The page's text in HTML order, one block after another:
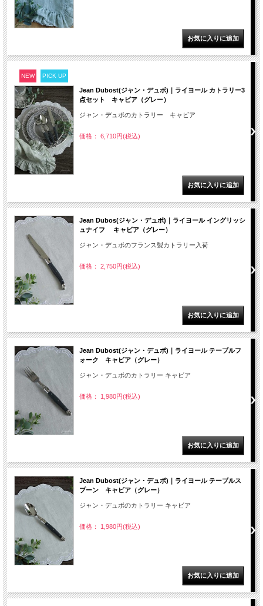
NEW PICK UP
Jean Dubost(ジャン・デュボ)｜ライヨール カトラリー3
点セット キャビア（グレー）
ジャン・デュボのカトラリー キャビア
価格： 6,710円(税込)
Jean Dubos(ジャン・デュボ)｜ライヨール イングリッシ
ュナイフ キャビア（グレー）
ジャン・デュボのフランス製カトラリー入荷
価格： 2,750円(税込)
Jean Dubost(ジャン・デュボ)｜ライヨール テーブルフ
ォーク キャビア（グレー）
ジャン・デュボのカトラリー キャビア
価格： 1,980円(税込)
Jean Dubost(ジャン・デュボ)｜ライヨール テーブルス
プーン キャビア（グレー）
ジャン・デュボのカトラリー キャビア
価格： 1,980円(税込)